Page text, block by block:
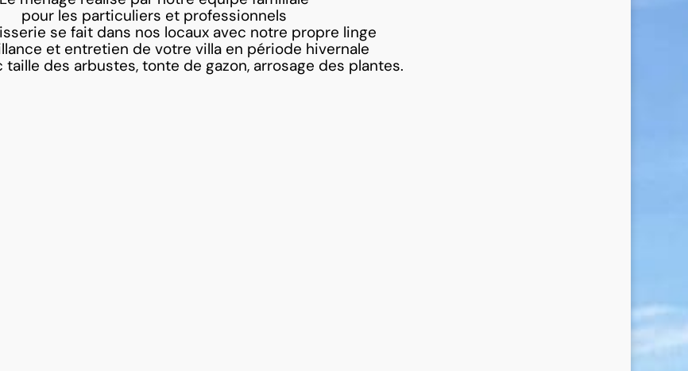
pour les particuliers et professionnels
se fait dans nos locaux avec notre propre linge
et entretien de votre villa en période hivernale
taille des arbustes, tonte de gazon, arrosage des plantes.